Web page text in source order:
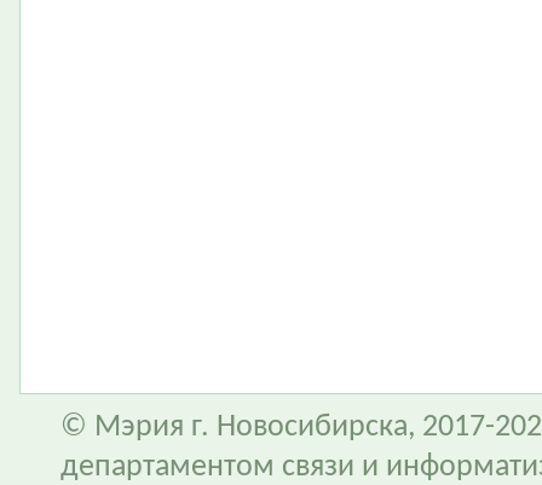
© Мэрия г. Новосибирска, 2017-
департаментом связи и